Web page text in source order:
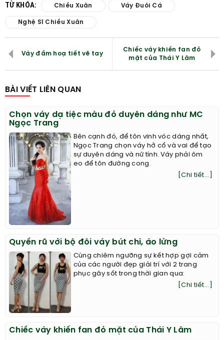
TỪ KHÓA: Chiều Xuân Váy Đuôi Cá
Nghệ Sĩ Chiều Xuân
Váy đầm hoạ tiết vẽ tay
Chiếc váy khiến fan đỏ
mặt của Thái Y Lâm
BÀI VIẾT LIÊN QUAN
Chọn váy dạ tiệc màu đỏ duyên dáng như MC
Ngọc Trang
Bên cạnh đó, để tôn vinh vóc dáng nhất,
Ngọc Trang chọn váy hở cổ và vai để tạo
sự duyên dáng và nữ tính. Váy phải ôm
eo để tôn đường cong.
[Chi tiết...]
Quyến rũ với bộ đôi váy bút chì, áo lửng
Cùng chiêm ngưỡng sự kết hợp gợi cảm
của các người đẹp giải trí với 2 trang
phục gây sốt trong thời gian qua:
[Chi tiết...]
Chiếc váy khiến fan đỏ mặt của Thái Y Lâm